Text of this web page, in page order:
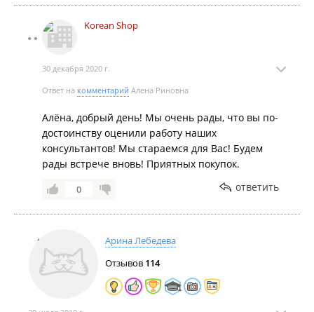
Korean Shop
30 декабря 2020 г.
Ответ на комментарий Алена Риновна
Алёна, добрый день! Мы очень рады, что вы по-
достоинству оценили работу наших
консультантов! Мы стараемся для Вас! Будем
рады встрече вновь! Приятных покупок.
0 ответить
Арина Лебедева
Отзывов 114